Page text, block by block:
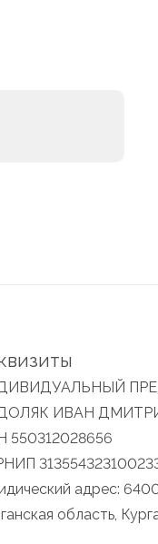
ИВАН
550312028656
адрес:
область,